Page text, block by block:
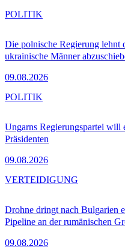
Die polnische Regierung lehnt
ukrainische Männer
09.08.2026
POLITIK
Ungarns Regierungspartei will
Präsidenten
09.08.2026
POLITIK
Drohne dringt nach Bulgarien
Pipeline an der rumänischen
09.08.2026
VERTEIDIGUNG